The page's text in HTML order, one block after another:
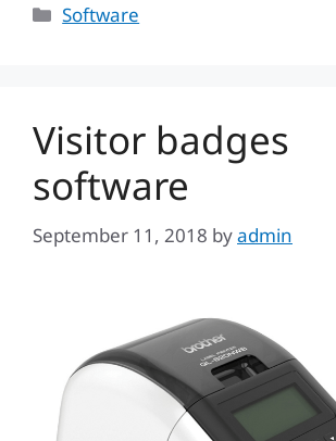
Categories
Software
Visitor badges
software
September 11, 2018byadmin